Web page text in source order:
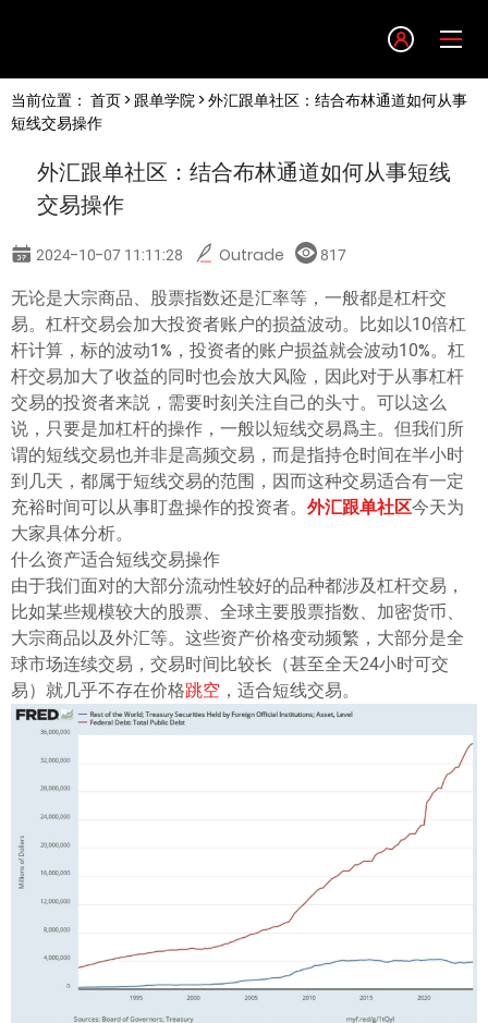
English
简体中文
한글
日本語
Tiếng việt
ไทย
当前位置： 首页> 跟单学院> 外汇跟单社区：结合布林通道如何从事
短线交易操作
外汇跟单社区：结合布林通道如何从事短线
交易操作
2024-10-07 11:11:28 Outrade 817
无论是大宗商品、股票指数还是汇率等，一般都是杠杆交
易。杠杆交易会加大投资者账户的损益波动。比如以10倍杠
杆计算，标的波动1%，投资者的账户损益就会波动10%。杠
杆交易加大了收益的同时也会放大风险，因此对于从事杠杆
交易的投资者来説，需要时刻关注自己的头寸。可以这么
说，只要是加杠杆的操作，一般以短线交易爲主。但我们所
谓的短线交易也并非是高频交易，而是指持仓时间在半小时
到几天，都属于短线交易的范围，因而这种交易适合有一定
充裕时间可以从事盯盘操作的投资者。 外汇跟单社区今天为
大家具体分析。
什么资产适合短线交易操作
由于我们面对的大部分流动性较好的品种都涉及杠杆交易，
比如某些规模较大的股票、全球主要股票指数、加密货币、
大宗商品以及外汇等。这些资产价格变动频繁，大部分是全
球市场连续交易，交易时间比较长（甚至全天24小时可交
易）就几乎不存在价格跳空 ，适合短线交易。